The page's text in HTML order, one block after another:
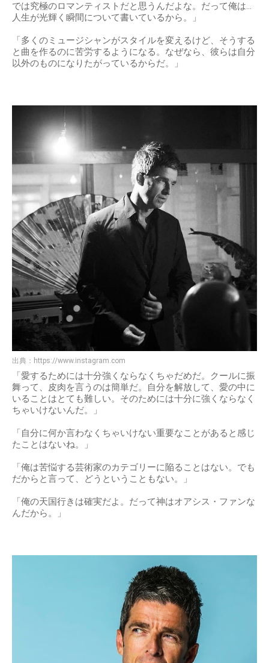
では究極のロマンティストだと思うんだよな。だって俺は…
人生が光輝く瞬間について書いているから。」
「多くのミュージシャンがスタイルを変えるけど、そうする
と曲を作るのに苦労するようになる。なぜなら、彼らは自分
以外のものになりたがっているからだ。」
出典： https://www.instagram.com
「愛するためには十分強くならなくちゃだめだ。クールに振
舞って、皮肉を言うのは簡単だ。自分を解放して、愛の中に
いることはとても難しい。そのためには十分に強くならなく
ちゃいけないんだ。」
「自分に何か言わなくちゃいけない重要なことがあると感じ
たことはないね。」
「俺は苦悩する芸術家のカテゴリーに陥ることはない。でも
だからと言って、どうということもない。」
「俺の天国行きは確実だよ。だって神はオアシス・ファンな
んだから。」